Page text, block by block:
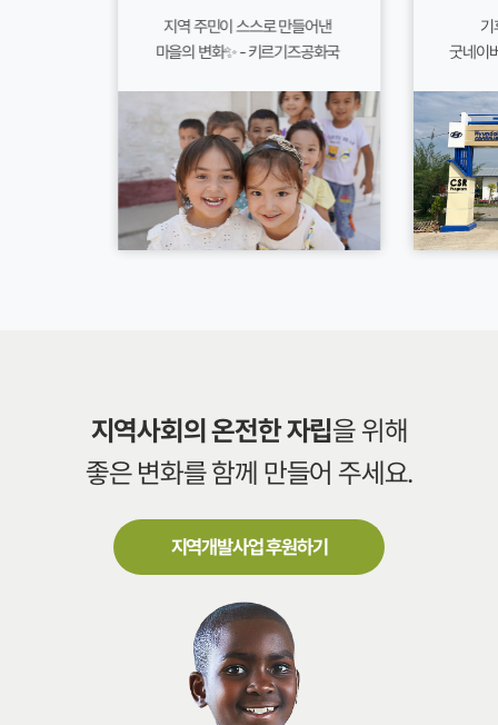
지역 주민이 스스로 만들어낸
마을의 변화✨ - 키르기즈공화국
기
굿네이
지역사회의 온전한 자립을 위해
좋은 변화를 함께 만들어 주세요.
지역개발사업 후원하기